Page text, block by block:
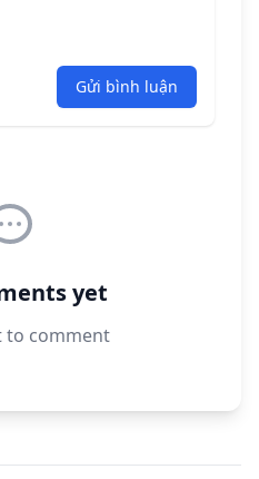
Gửi bình luận
yet
to comment